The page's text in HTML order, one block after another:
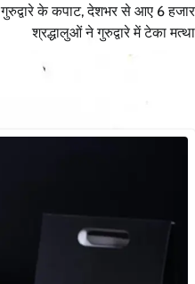
गुरुद्वारे के कपाट, देशभर से आए 6 हजार
श्रद्धालुओं ने गुरुद्वारे में टेका मत्था